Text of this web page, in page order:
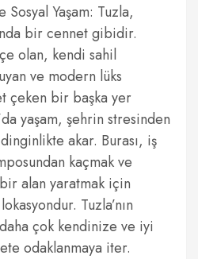
Yaşam: Tuzla,
bir cennet gibidir.
olan, kendi sahil
ve modern lüks
çeken bir başka yer
yaşam, şehrin stresinden
akar. Burası, iş
kaçmak ve
alan yaratmak için
Tuzla’nın
çok kendinize ve iyi
odaklanmaya iter.